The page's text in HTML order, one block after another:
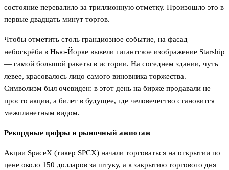
состояние перевалило за триллионную отметку. Произошло это в
первые двадцать минут торгов.
Чтобы отметить столь грандиозное событие, на фасад
небоскрёба в Нью-Йорке вывели гигантское изображение Starship
— самой большой ракеты в истории. На соседнем здании, чуть
левее, красовалось лицо самого виновника торжества.
Символизм был очевиден: в этот день на бирже продавали не
просто акции, а билет в будущее, где человечество становится
межпланетным видом.
Рекордные цифры и рыночный ажиотаж
Акции SpaceX (тикер SPCX) начали торговаться на открытии по
цене около 150 долларов за штуку, а к закрытию торгового дня